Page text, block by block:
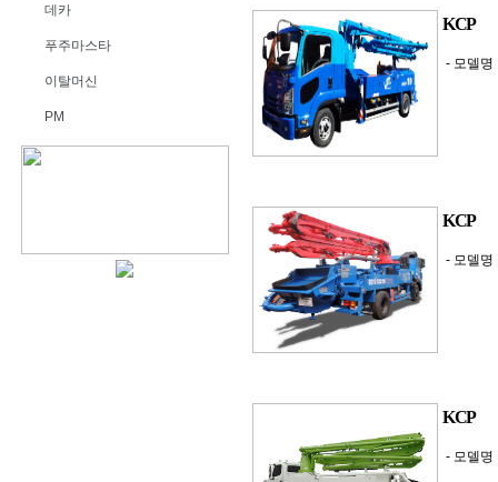
데카
푸주마스타
이탈머신
PM
KCP
- 모델명
KCP
- 모델명
KCP
- 모델명